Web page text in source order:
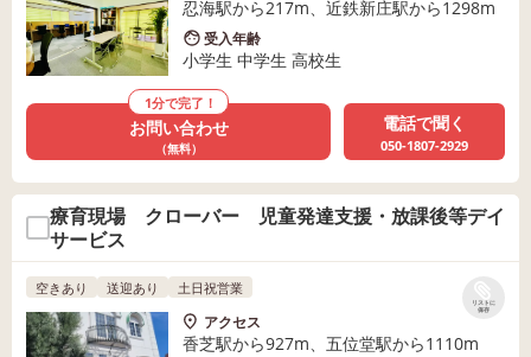
忍海駅から217m、近鉄新庄駅から1298m
受入年齢
小学生 中学生 高校生
1分で完了！
お問い合わせ
（無料）
電話で聞く
050-1807-2929
療育現場 クローバー 児童発達支援・放課後等デイ
サービス
リストに
保存
空きあり 送迎あり 土日祝営業
アクセス
香芝駅から927m、五位堂駅から1110m